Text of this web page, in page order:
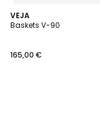
VEJA
Baskets V-90
165,00 €